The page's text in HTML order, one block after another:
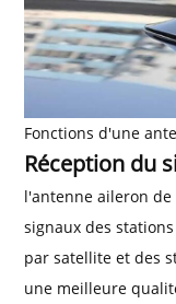
Fonctions d'une
Réception du
l'antenne aileron
signaux des
par satellite et des
une meilleure